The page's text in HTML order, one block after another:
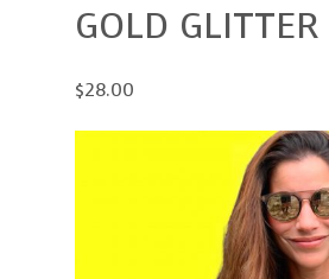
GOLD GLITTER
$28.00